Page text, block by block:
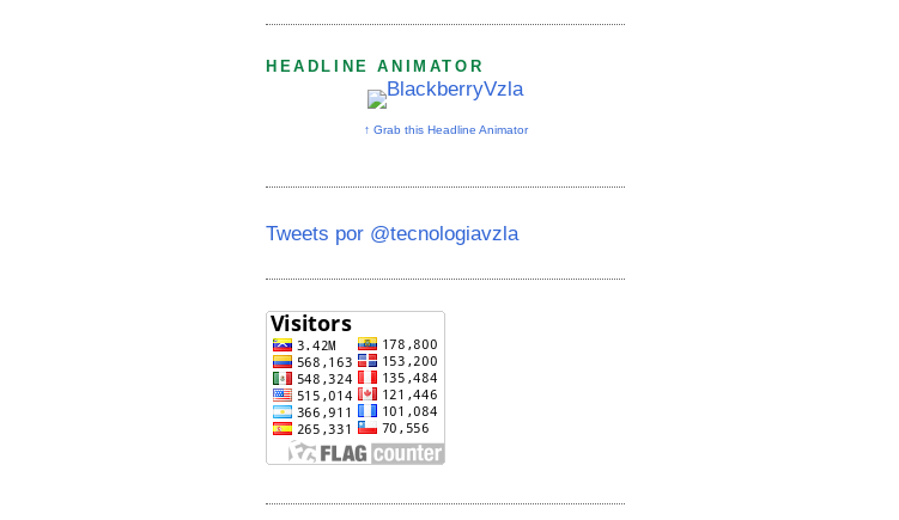
HEADLINE ANIMATOR
↑ Grab this Headline Animator
Tweets por @tecnologiavzla